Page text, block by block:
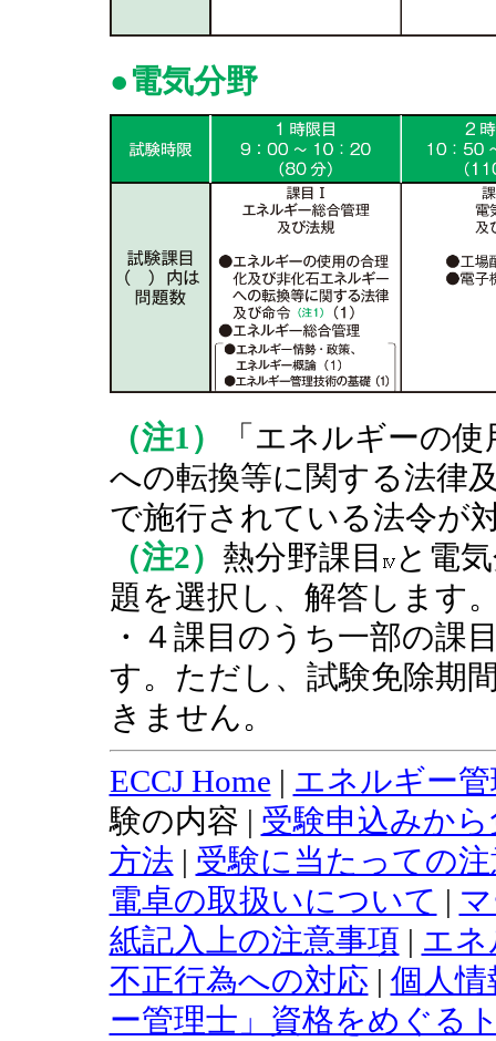
●電気分野
（注1）
「エネルギーの
への転換等に関する法律
で施行されている法令が
（注2） 熱分野課目 と電
題を選択し、解答します
・４課目のうち一部の課
す。ただし、試験免除期
きません。
ECCJ Home | エネルギー
験の内容 | 受験申込みか
方法 | 受験に当たっての
電卓の取扱いについて |
紙記入上の注意事項 | エ
不正行為への対応 | 個人
ー管理士」資格をめぐる